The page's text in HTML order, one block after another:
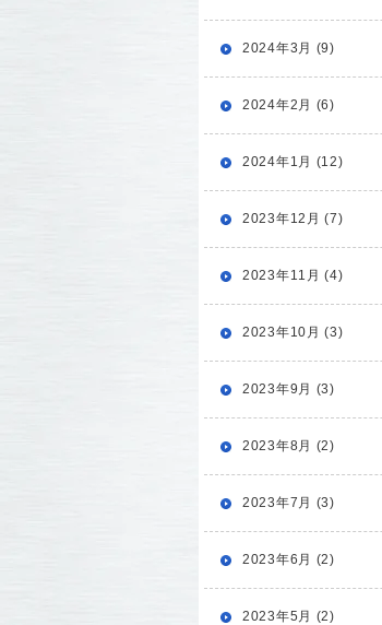
2024年3月 (9)
2024年2月 (6)
2024年1月 (12)
2023年12月 (7)
2023年11月 (4)
2023年10月 (3)
2023年9月 (3)
2023年8月 (2)
2023年7月 (3)
2023年6月 (2)
2023年5月 (2)